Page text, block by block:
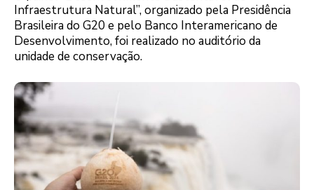
Infraestrutura Natural”, organizado pela Presidência
Brasileira do G20 e pelo Banco Interamericano de
Desenvolvimento, foi realizado no auditório da
unidade de conservação.